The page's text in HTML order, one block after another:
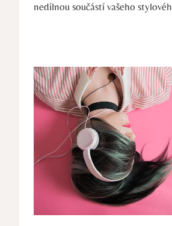
nedílnou součástí vašeho